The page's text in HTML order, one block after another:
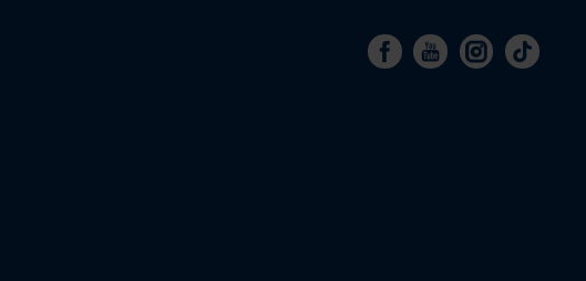
Facebook
YoutubeInstagram
Tiktok